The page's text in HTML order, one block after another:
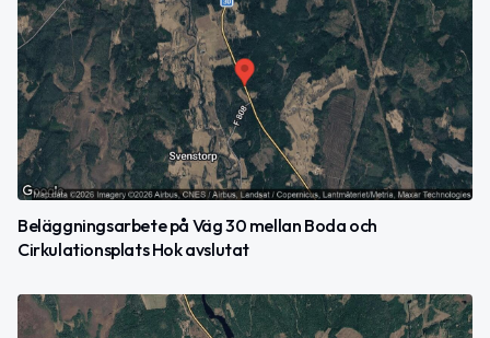
Beläggningsarbete på Väg 30 mellan Boda och
Cirkulationsplats Hok avslutat